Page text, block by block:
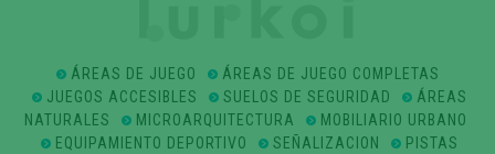
ÁREAS DE JUEGO
ÁREAS DE JUEGO COMPLETAS
JUEGOS ACCESIBLES
SUELOS DE SEGURIDAD
ÁREAS
NATURALES
MICROARQUITECTURA
MOBILIARIO URBANO
EQUIPAMIENTO DEPORTIVO
SEÑALIZACION
PISTAS